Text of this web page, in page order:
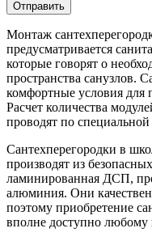
Монтаж
предусматривается
которые говорят о
пространства санузлов.
комфортные условия для
Расчет количества
проводят по
Сантехперегородки в
производят из
ламинированная ДСП,
алюминия. Они
поэтому приобретение
вполне доступно